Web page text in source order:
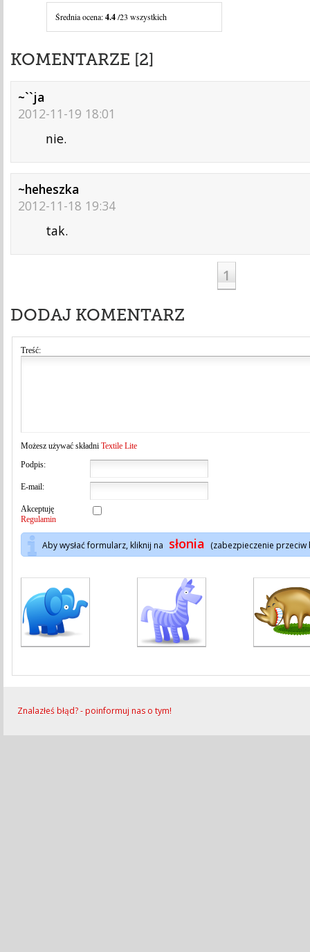
Średnia ocena:4.4/23 wszystkich
KOMENTARZE [2]
~``ja
2012-11-19 18:01
nie.
~heheszka
2012-11-18 19:34
tak.
1
DODAJ KOMENTARZ
Treść:
Możesz używać składni Textile Lite
Podpis:
E-mail:
Akceptuję
Regulamin
Aby wysłać formularz, kliknij na słonia (zabezpieczenie przeciw
Znalazłeś błąd? - poinformuj nas o tym!